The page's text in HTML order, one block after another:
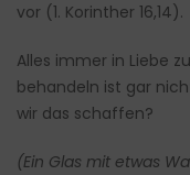
vor (1. Korinther 16,14).
Alles immer in Liebe
behandeln ist gar
wir das schaffen?
(Ein Glas mit etwas